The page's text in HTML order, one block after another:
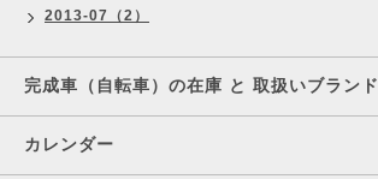
2013-07（2）
完成車（自転車）の在庫 と 取扱いブランド
カレンダー